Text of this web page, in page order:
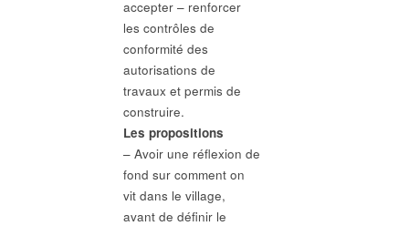
accepter – renforcer
les contrôles de
conformité des
autorisations de
travaux et permis de
construire.
Les propositions
– Avoir une réflexion de
fond sur comment on
vit dans le village,
avant de définir le